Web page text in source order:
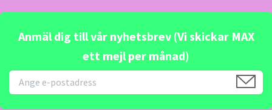
Anmäl dig till vår nyhetsbrev (Vi skickar MAX
ett mejl per månad)